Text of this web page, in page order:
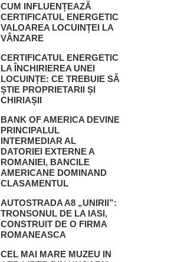
CUM INFLUENȚEAZĂ
CERTIFICATUL ENERGETIC
VALOAREA LOCUINȚEI LA
VÂNZARE
CERTIFICATUL ENERGETIC
LA ÎNCHIRIEREA UNEI
LOCUINȚE: CE TREBUIE SĂ
ȘTIE PROPRIETARII ȘI
CHIRIAȘII
BANK OF AMERICA DEVINE
PRINCIPALUL
INTERMEDIAR AL
DATORIEI EXTERNE A
ROMANIEI, BANCILE
AMERICANE DOMINAND
CLASAMENTUL
AUTOSTRADA A8 „UNIRII”:
TRONSONUL DE LA IASI,
CONSTRUIT DE O FIRMA
ROMANEASCA
CEL MAI MARE MUZEU IN